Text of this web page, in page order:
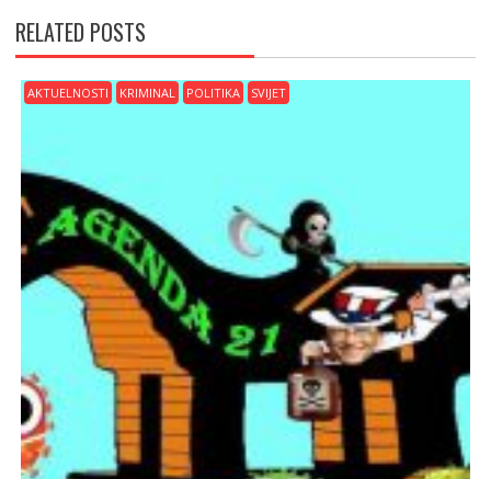
RELATED POSTS
AKTUELNOSTI KRIMINAL POLITIKA SVIJET